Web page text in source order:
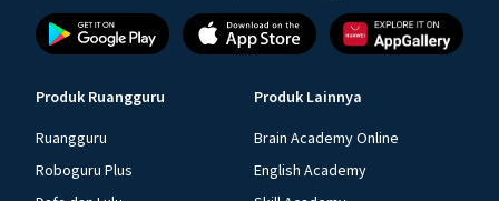
Produk Ruangguru
Ruangguru
Roboguru Plus
Produk Lainnya
Brain Academy Online
English Academy